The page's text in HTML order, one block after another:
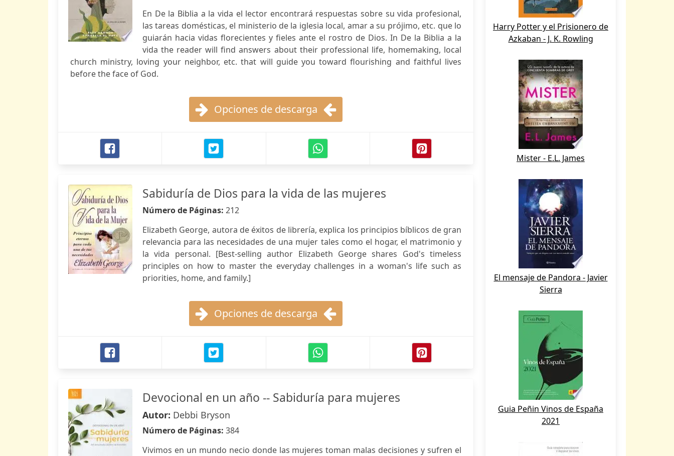
En De la Biblia a la vida el lector encontrará respuestas sobre su vida profesional,
las tareas domésticas, el ministerio de la iglesia local, amar a su prójimo, etc. que lo
guiarán hacia vidas florecientes y fieles ante el rostro de Dios. In De la Biblia a la
vida the reader will find answers about their professional life, homemaking, local
church ministry, loving your neighbor, etc. that will guide you toward flourishing and faithful lives
before the face of God.
Opciones de descarga
Sabiduría de Dios para la vida de las mujeres
Número de Páginas: 212
Elizabeth George, autora de éxitos de librería, explica los principios bíblicos de gran
relevancia para las necesidades de una mujer tales como el hogar, el matrimonio y
la vida personal. [Best-selling author Elizabeth George shares God's timeless
principles on how to master the everyday challenges in a woman's life such as
priorities, home, and family.]
Opciones de descarga
Devocional en un año -- Sabiduría para mujeres
Autor: Debbi Bryson
Número de Páginas: 384
Vivimos en un mundo necio donde las mujeres toman malas decisiones y sufren el
Harry Potter y el Prisionero de
Azkaban - J. K. Rowling
Mister - E.L. James
El mensaje de Pandora - Javier
Sierra
Guia Peñin Vinos de España
2021